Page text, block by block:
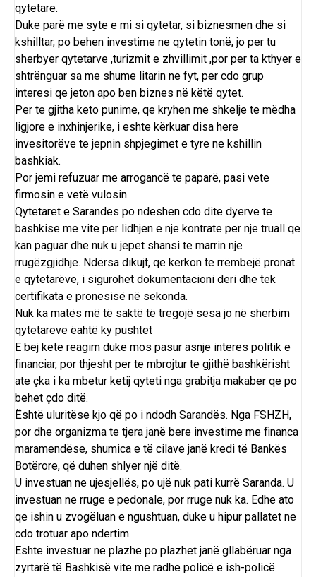
qytetare.
Duke parë me syte e mi si qytetar, si biznesmen dhe si
kshilltar, po behen investime ne qytetin tonë, jo per tu
sherbyer qytetarve ,turizmit e zhvillimit ,por per ta kthyer e
shtrënguar sa me shume litarin ne fyt, per cdo grup
interesi qe jeton apo ben biznes në këtë qytet.
Per te gjitha keto punime, qe kryhen me shkelje te mëdha
ligjore e inxhinjerike, i eshte kërkuar disa here
invesitorëve te jepnin shpjegimet e tyre ne kshillin
bashkiak.
Por jemi refuzuar me arrogancë te paparë, pasi vete
firmosin e vetë vulosin.
Qytetaret e Sarandes po ndeshen cdo dite dyerve te
bashkise me vite per lidhjen e nje kontrate per nje truall qe
kan paguar dhe nuk u jepet shansi te marrin nje
rrugëzgjidhje. Ndërsa dikujt, qe kerkon te rrëmbejë pronat
e qytetarëve, i sigurohet dokumentacioni deri dhe tek
certifikata e pronesisë në sekonda.
Nuk ka matës më të saktë të tregojë sesa jo në sherbim
qytetarëve ëahtë ky pushtet
E bej kete reagim duke mos pasur asnje interes politik e
financiar, por thjesht per te mbrojtur te gjithë bashkërisht
ate çka i ka mbetur ketij qyteti nga grabitja makaber qe po
behet çdo ditë.
Është uluritëse kjo që po i ndodh Sarandës. Nga FSHZH,
por dhe organizma te tjera janë bere investime me financa
maramendëse, shumica e të cilave janë kredi të Bankës
Botërore, që duhen shlyer një ditë.
U investuan ne ujesjellës, po ujë nuk pati kurrë Saranda. U
investuan ne rruge e pedonale, por rruge nuk ka. Edhe ato
qe ishin u zvogëluan e ngushtuan, duke u hipur pallatet ne
cdo trotuar apo ndertim.
Eshte investuar ne plazhe po plazhet janë gllabëruar nga
zyrtarë të Bashkisë vite me radhe policë e ish-policë.